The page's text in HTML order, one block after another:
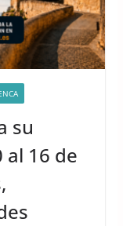
su
al 16 de